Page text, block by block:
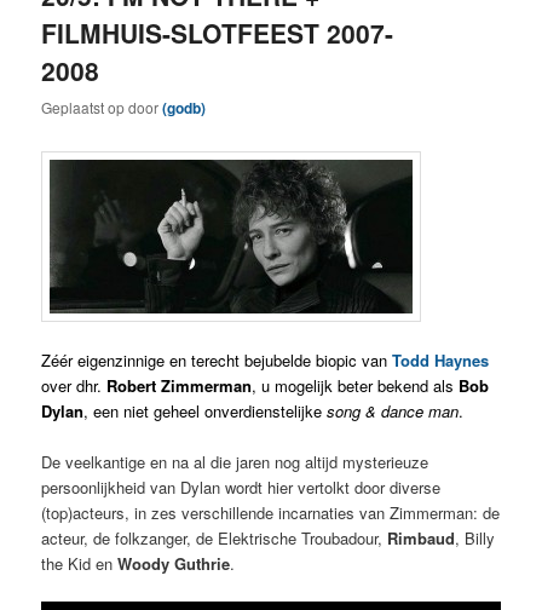
FILMHUIS-SLOTFEEST 2007-
2008
Geplaatst opdoor(godb)
Zéér eigenzinnige ­en terecht bejubelde biopic vanTodd Haynes
over dhr. Robert Zimmerman, u mogelijk beter bekend als Bob
Dylan, een niet geheel onverdienstelijkesong & dance man.
De veelkantige en na al die jaren nog altijd mysterieuze
persoonlijkheid van Dylan wordt hier vertolkt door diverse
(top)acteurs, in zes verschillende incarnaties van Zimmerman: de
acteur, de folkzanger, de Elektrische Troubadour, Rimbaud, Billy
the Kid enWoody Guthrie.